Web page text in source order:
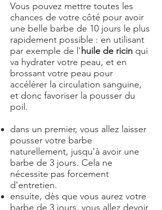
Vous pouvez mettre toutes les
chances de votre côté pour avoir
une belle barbe de 10 jours le plus
rapidement possible : en utilisant
par exemple de l' huile de ricin qui
va hydrater votre peau, et en
brossant votre peau pour
accélérer la circulation sanguine,
et donc favoriser la pousser du
poil.
dans un premier, vous allez laisser
pousser votre barbe
naturellement, jusqu'à avoir une
barbe de 3 jours. Cela ne
nécessite pas forcement
d'entretien.
ensuite, dès que vous aurez votre
barbe de 3 jours, vous allez devoir